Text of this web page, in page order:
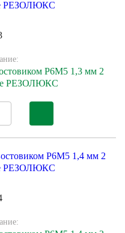
Р6М5 1,3 мм 2
РЕЗОЛЮКС